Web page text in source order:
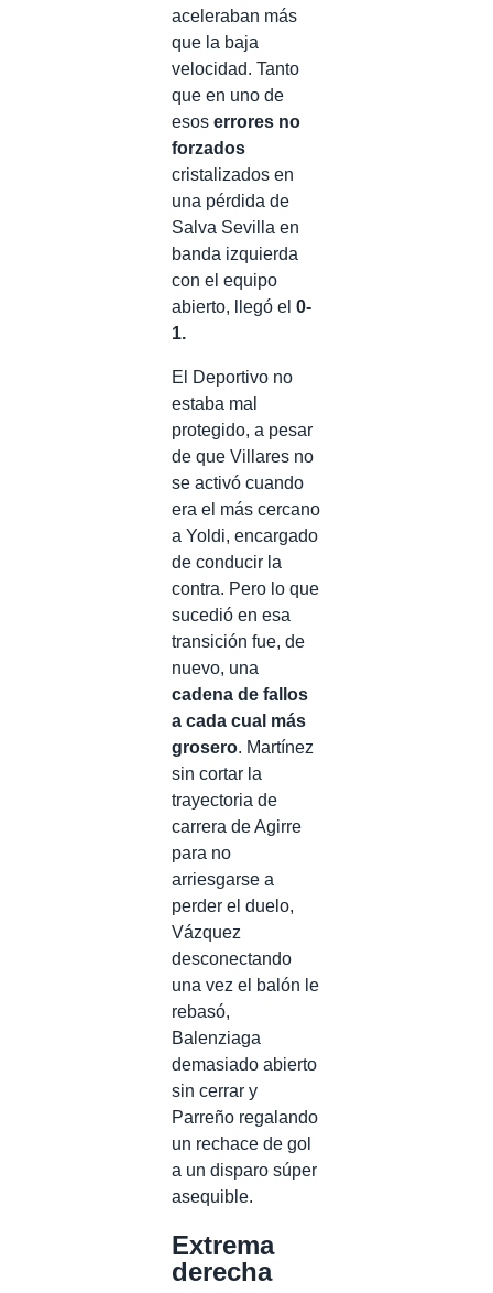
aceleraban más
que la baja
velocidad. Tanto
que en uno de
esos errores no
forzados
cristalizados en
una pérdida de
Salva Sevilla en
banda izquierda
con el equipo
abierto, llegó el 0-
1.
El Deportivo no
estaba mal
protegido, a pesar
de que Villares no
se activó cuando
era el más cercano
a Yoldi, encargado
de conducir la
contra. Pero lo que
sucedió en esa
transición fue, de
nuevo, una
cadena de fallos
a cada cual más
grosero. Martínez
sin cortar la
trayectoria de
carrera de Agirre
para no
arriesgarse a
perder el duelo,
Vázquez
desconectando
una vez el balón le
rebasó,
Balenziaga
demasiado abierto
sin cerrar y
Parreño regalando
un rechace de gol
a un disparo súper
asequible.
Extrema
derecha